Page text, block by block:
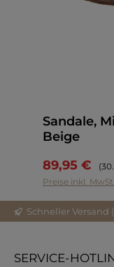
Sandale,
Beige
89,95 €
Preise inkl.
Schneller Versand
SERVICE-